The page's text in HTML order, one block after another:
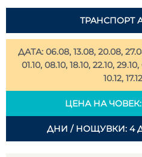
ТРАНСПОРТ
ДАТА: 06.08, 13.08, 20.08,
01.10, 08.10, 18.10, 22.10, 29.10,
10.12,
ЦЕНА НА ЧОВЕК:
ДНИ / НОЩУВКИ: 4